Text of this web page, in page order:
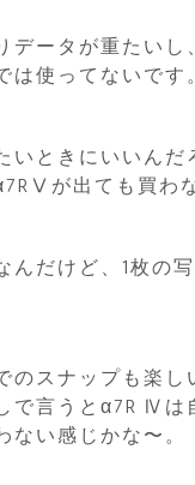
ータが重たいし
使ってないです。
いときにいいんだ
が出ても買わ
んだけど、1枚の
のスナップも楽
で言うとα7R Ⅳは
い感じかな〜。